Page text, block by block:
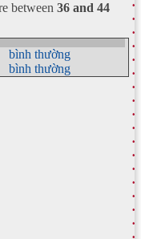
between 36 and 44
bình thường
bình thường